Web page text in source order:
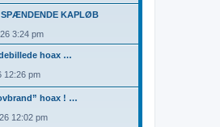
SPÆNDENDE KAPLØB
3:24 pm
hoax …
12:26 pm
hoax ! …
12:02 pm